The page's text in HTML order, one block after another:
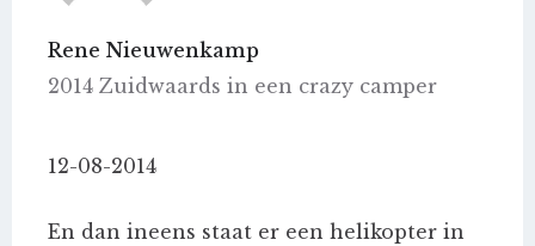
Rene Nieuwenkamp
2014 Zuidwaards in een crazy camper
12-08-2014
En dan ineens staat er een helikopter in